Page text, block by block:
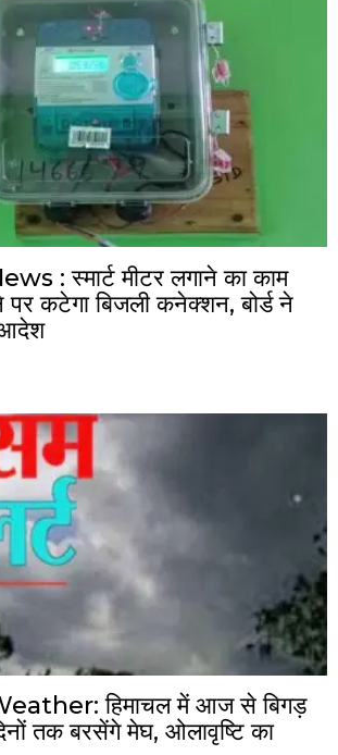
: स्मार्ट मीटर लगाने का काम
कटेगा बिजली कनेक्शन, बोर्ड ने
आदेश
हिमाचल में आज से बिगड़
तक बरसेंगे मेघ, ओलावृष्टि का